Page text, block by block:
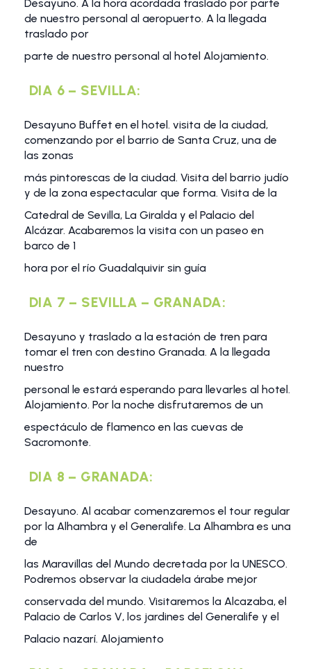
Desayuno. A la hora acordada traslado por parte
de nuestro personal al aeropuerto. A la llegada
traslado por
parte de nuestro personal al hotel Alojamiento.
DIA 6 – SEVILLA:
Desayuno Buffet en el hotel. visita de la ciudad,
comenzando por el barrio de Santa Cruz, una de
las zonas
más pintorescas de la ciudad. Visita del barrio judío
y de la zona espectacular que forma. Visita de la
Catedral de Sevilla, La Giralda y el Palacio del
Alcázar. Acabaremos la visita con un paseo en
barco de 1
hora por el río Guadalquivir sin guía
DIA 7 – SEVILLA – GRANADA:
Desayuno y traslado a la estación de tren para
tomar el tren con destino Granada. A la llegada
nuestro
personal le estará esperando para llevarles al hotel.
Alojamiento. Por la noche disfrutaremos de un
espectáculo de flamenco en las cuevas de
Sacromonte.
DIA 8 – GRANADA:
Desayuno. Al acabar comenzaremos el tour regular
por la Alhambra y el Generalife. La Alhambra es una
de
las Maravillas del Mundo decretada por la UNESCO.
Podremos observar la ciudadela árabe mejor
conservada del mundo. Visitaremos la Alcazaba, el
Palacio de Carlos V, los jardines del Generalife y el
Palacio nazarí. Alojamiento